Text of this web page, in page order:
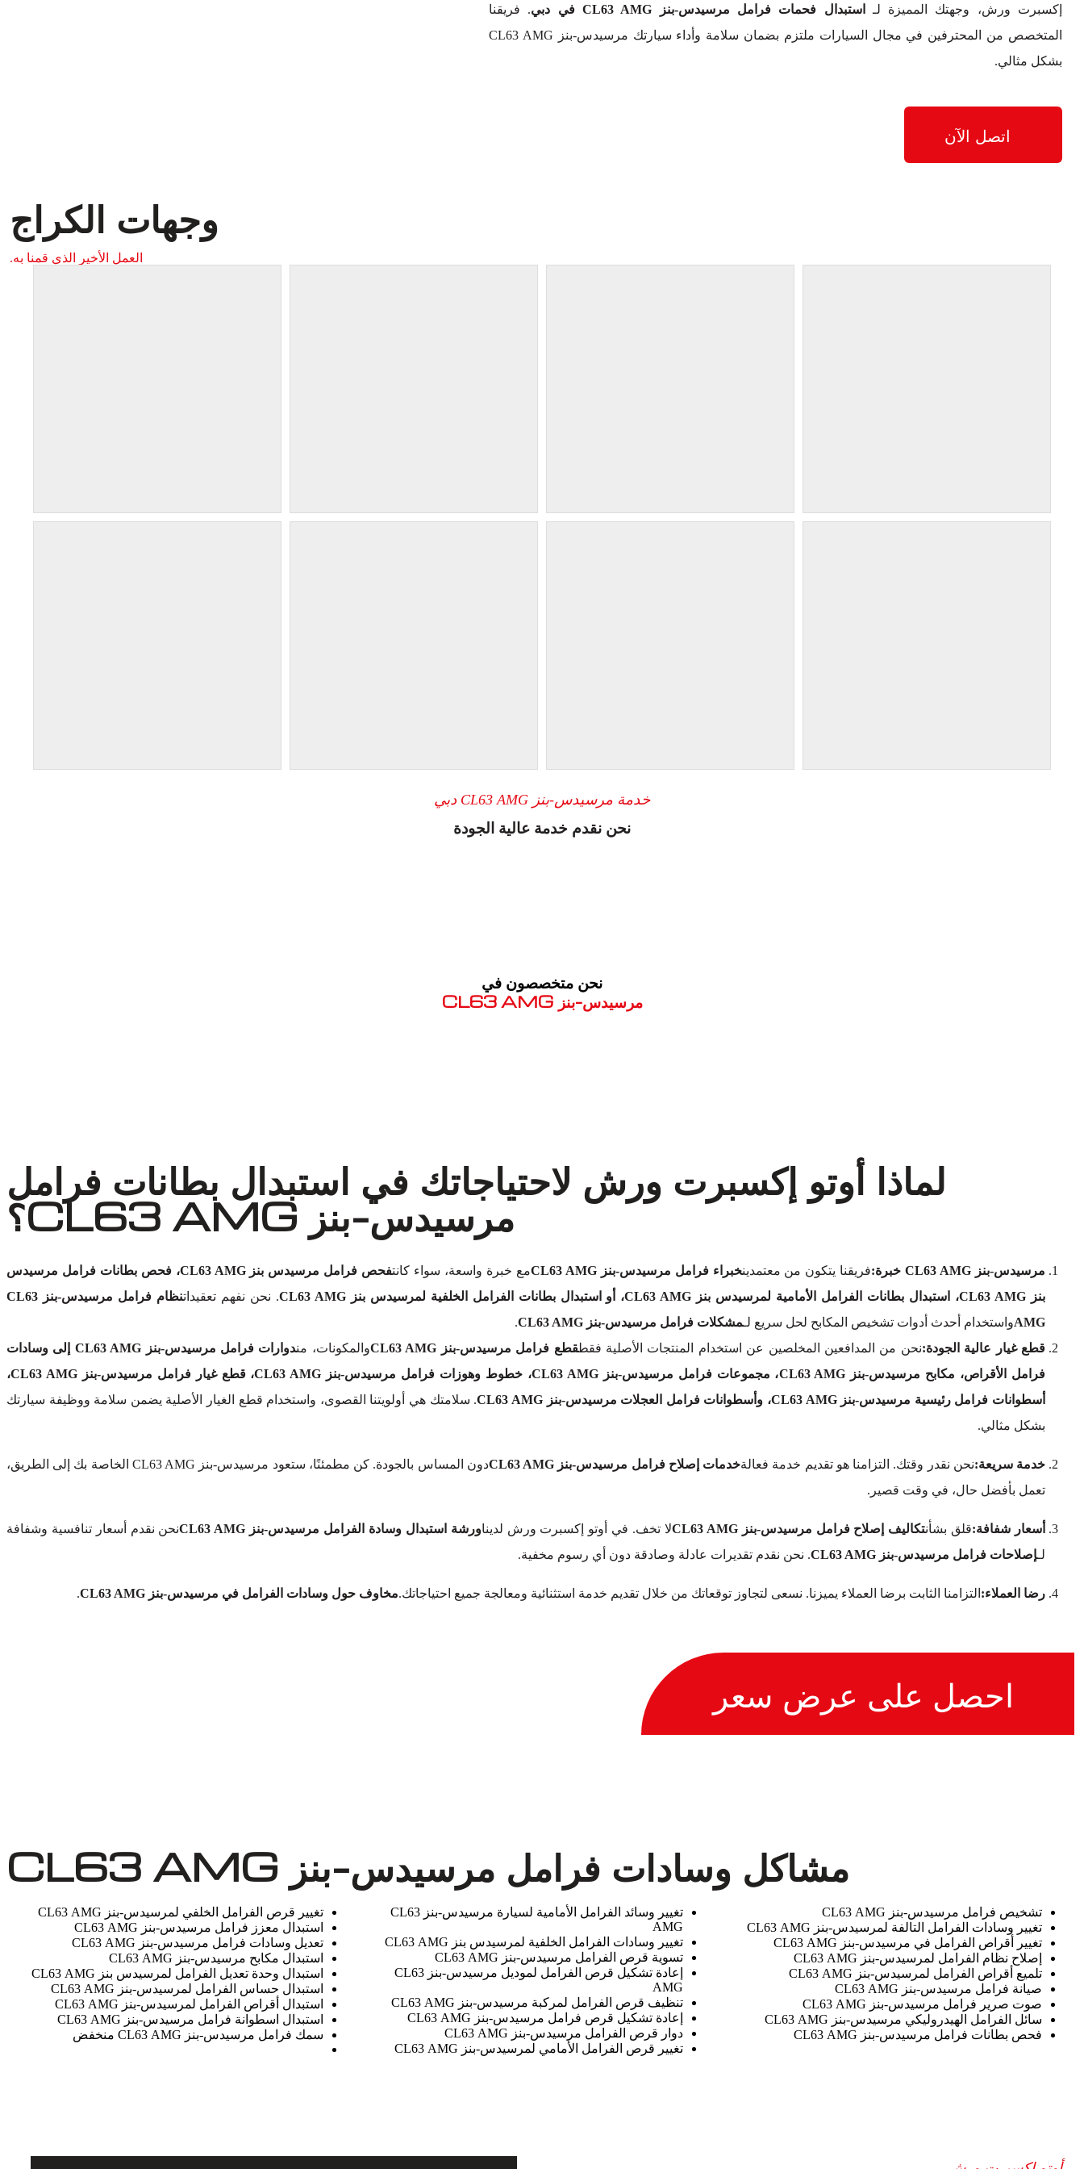
إكسبرت ورش، وجهتك المميزة لـ
استبدال فحمات فرامل مرسيدس-بنز CL63 AMG في دبي
. فريقنا
المتخصص من المحترفين في مجال السيارات ملتزم بضمان سلامة وأداء سيارتك مرسيدس-بنز CL63 AMG
بشكل مثالي.
اتصل الآن
وجهات الكراج
العمل الأخير الذي قمنا به.
خدمة مرسيدس-بنز CL63 AMG دبي
نحن نقدم خدمة عالية الجودة
نحن متخصصون في
مرسيدس-بنز CL63 AMG
لماذا أوتو إكسبرت ورش لاحتياجاتك في استبدال بطانات فرامل
مرسيدس-بنز CL63 AMG؟
مرسيدس-بنز CL63 AMG خبرة: فريقنا يتكون من معتمدينخبراء فرامل مرسيدس-بنز CL63 AMG مع خبرة واسعة، سواء كانت
فحص فرامل مرسيدس بنز CL63 AMG، فحص بطانات فرامل مرسيدس
بنز CL63 AMG، استبدال بطانات الفرامل الأمامية لمرسيدس بنز CL63 AMG، أو استبدال بطانات الفرامل الخلفية لمرسيدس بنز CL63 AMG
. نحن نفهم تعقيدات
نظام فرامل مرسيدس-بنز CL63
AMGواستخدام أحدث أدوات تشخيص المكابح لحل سريع لـمشكلات فرامل مرسيدس-بنز CL63 AMG
.
قطع غيار عالية الجودة:نحن من المدافعين المخلصين عن استخدام المنتجات الأصلية فقطقطع فرامل مرسيدس-بنز CL63 AMG والمكونات، من
دوارات فرامل مرسيدس-بنز CL63 AMG إلى وسادات
فرامل الأقراص، مكابح مرسيدس-بنز CL63 AMG، مجموعات فرامل مرسيدس-بنز CL63 AMG، خطوط وهوزات فرامل مرسيدس-بنز CL63 AMG، قطع غيار فرامل مرسيدس-بنز CL63 AMG،
أسطوانات فرامل رئيسية مرسيدس-بنز CL63 AMG، وأسطوانات فرامل العجلات مرسيدس-بنز CL63 AMG
. سلامتك هي أولويتنا القصوى، واستخدام قطع الغيار الأصلية يضمن سلامة ووظيفة سيارتك
بشكل مثالي.
خدمة سريعة:نحن نقدر وقتك. التزامنا هو تقديم خدمة فعالةخدمات إصلاح فرامل مرسيدس-بنز CL63 AMG
دون المساس بالجودة. كن مطمئنًا، ستعود مرسيدس-بنز CL63 AMG الخاصة بك إلى الطريق،
تعمل بأفضل حال، في وقت قصير.
أسعار شفافة:قلق بشأنتكاليف إصلاح فرامل مرسيدس-بنز CL63 AMG لا تخف. في أوتو إكسبرت ورش لديناورشة استبدال وسادة الفرامل مرسيدس-بنز CL63 AMG
نحن نقدم أسعار تنافسية وشفافة
لـإصلاحات فرامل مرسيدس-بنز CL63 AMG . نحن نقدم تقديرات عادلة وصادقة دون أي رسوم مخفية.
رضا العملاء: التزامنا الثابت برضا العملاء يميزنا. نسعى لتجاوز توقعاتك من خلال تقديم خدمة استثنائية ومعالجة جميع احتياجاتك.مخاوف حول وسادات الفرامل في مرسيدس-بنز CL63 AMG .
احصل على عرض سعر
مشاكل وسادات فرامل مرسيدس-بنز CL63 AMG
تشخيص فرامل مرسيدس-بنز CL63 AMG
تغيير وسادات الفرامل التالفة لمرسيدس-بنز CL63 AMG
تغيير أقراص الفرامل في مرسيدس-بنز CL63 AMG
إصلاح نظام الفرامل لمرسيدس-بنز CL63 AMG
تلميع أقراص الفرامل لمرسيدس-بنز CL63 AMG
صيانة فرامل مرسيدس-بنز CL63 AMG
صوت صرير فرامل مرسيدس-بنز CL63 AMG
سائل الفرامل الهيدروليكي مرسيدس-بنز CL63 AMG
فحص بطانات فرامل مرسيدس-بنز CL63 AMG
تغيير وسائد الفرامل الأمامية لسيارة مرسيدس-بنز CL63
AMG
تغيير وسادات الفرامل الخلفية لمرسيدس بنز CL63 AMG
تسوية قرص الفرامل مرسيدس-بنز CL63 AMG
إعادة تشكيل قرص الفرامل لموديل مرسيدس-بنز CL63
AMG
تنظيف قرص الفرامل لمركبة مرسيدس-بنز CL63 AMG
إعادة تشكيل قرص فرامل مرسيدس-بنز CL63 AMG
دوار قرص الفرامل مرسيدس-بنز CL63 AMG
تغيير قرص الفرامل الأمامي لمرسيدس-بنز CL63 AMG
تغيير قرص الفرامل الخلفي لمرسيدس-بنز CL63 AMG
استبدال معزز فرامل مرسيدس-بنز CL63 AMG
تعديل وسادات فرامل مرسيدس-بنز CL63 AMG
استبدال مكابح مرسيدس-بنز CL63 AMG
استبدال وحدة تعديل الفرامل لمرسيدس بنز CL63 AMG
استبدال حساس الفرامل لمرسيدس-بنز CL63 AMG
استبدال أقراص الفرامل لمرسيدس-بنز CL63 AMG
استبدال اسطوانة فرامل مرسيدس-بنز CL63 AMG
سمك فرامل مرسيدس-بنز CL63 AMG منخفض